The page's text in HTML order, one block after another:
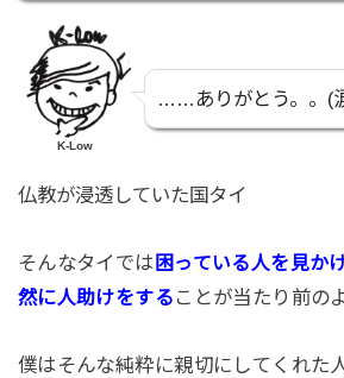
K-Low
……ありがとう。。(
仏教が浸透していた国タイ
そんなタイでは 困っている人を見か
然に人助けをする ことが当たり前の
僕はそんな純粋に親切にしてくれた